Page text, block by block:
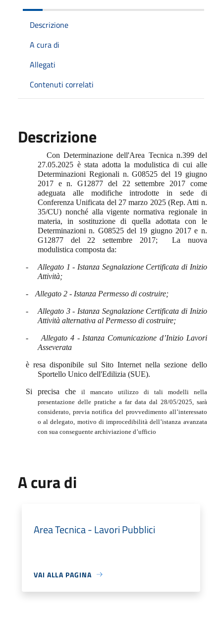
Descrizione
A cura di
Allegati
Contenuti correlati
Descrizione
Con Determinazione dell'Area Tecnica n.399 del
27.05.2025 è stata adotta la modulistica di cui alle
Determinazioni Regionali n. G08525 del 19 giugno
2017 e n. G12877 del 22 settembre 2017 come
adeguata alle modifiche introdotte in sede di
Conferenza Unificata del 27 marzo 2025 (Rep. Atti n.
35/CU) nonché alla vigente normativa regionale in
materia, in sostituzione di quella adottata con le
Determinazioni n. G08525 del 19 giugno 2017 e n.
G12877 del 22 settembre 2017; La nuova
modulistica composta da:
-
Allegato 1 - Istanza Segnalazione Certificata di Inizio
Attività;
- Allegato 2 - Istanza Permesso di costruire;
-
Allegato 3 - Istanza Segnalazione Certificata di Inizio
Attività alternativa al Permesso di costruire;
-
Allegato 4 - Istanza Comunicazione d’Inizio Lavori
Asseverata
è resa disponibile sul Sito Internet nella sezione dello
Sportello Unico dell'Edilizia (SUE).
Si precisa che il mancato utilizzo di tali modelli nella
presentazione delle pratiche a far data dal 28/05/2025, sarà
considerato, previa notifica del provvedimento all’interessato
o al delegato, motivo di improcedibilità dell’istanza avanzata
con sua conseguente archiviazione d’ufficio
A cura di
Area Tecnica - Lavori Pubblici
VAI ALLA PAGINA